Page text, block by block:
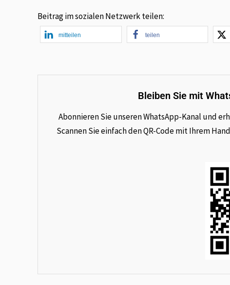
Beitrag im sozialen Netzwerk teilen:
mitteilen teilen
Bleiben Sie mit
Abonnieren Sie unseren WhatsApp-Kanal und
Scannen Sie einfach den QR-Code mit Ihrem